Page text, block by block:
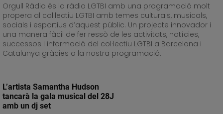
Orgull Ràdio és la ràdio LGTBI amb una programació molt
propera al col·lectiu LGTBI amb temes culturals, musicals,
socials i esportius d’aquest públic. Un projecte innovador i
una manera fàcil de fer ressò de les activitats, notícies,
successos i informació del col·lectiu LGTBI a Barcelona i
Catalunya gràcies a la nostra programació.
L’artista Samantha Hudson
tancarà la gala musical del 28J
amb un dj set